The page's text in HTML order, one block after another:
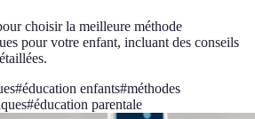
choisir la meilleure méthode
pour votre enfant, incluant des conseils
#éducation enfants#méthodes
#éducation parentale